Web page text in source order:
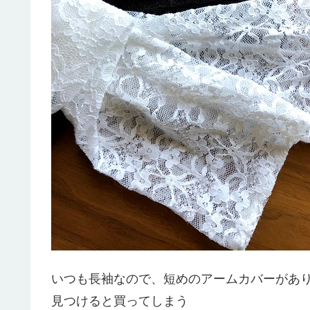
いつも長袖なので、短めのアームカバーがあ
見つけると買ってしまう